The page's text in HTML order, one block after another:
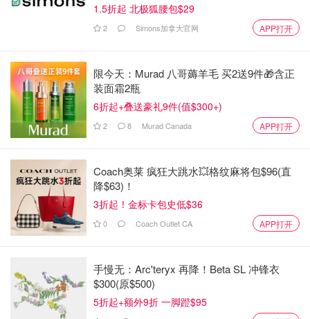
1.5折起 北极狐腰包$29
2 Simons加拿大官网 APP打开
限今天：Murad 八哥薅羊毛 买2送9件🎁含正
装面霜2瓶
6折起+叠送豪礼9件(值$300+)
2 8 Murad Canada APP打开
Coach奥莱 疯狂大跳水💥格纹麻将包$96(直
降$63)！
3折起！金标卡包史低$36
0 Coach Outlet CA APP打开
手慢无：Arc'teryx 再降！Beta SL 冲锋衣
$300(原$500)
5折起+额外9折 一脚蹬$95